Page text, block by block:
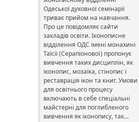
Одеської духовної семінарії
триває прийом на навчання.
Про це повідомляє сайти
закладів освіти. Іконописне
відділення ОДС імені монахині
Таїсії (Серапіонової) пропонує
вивчення таких дисциплін, як
іконопис, мозаїка, стінопис і
реставрація ікон та книг. Умови
для освітнього процесу
включають в себе спеціальні
майстерні для поглибленого
вивчення як іконопису, так…